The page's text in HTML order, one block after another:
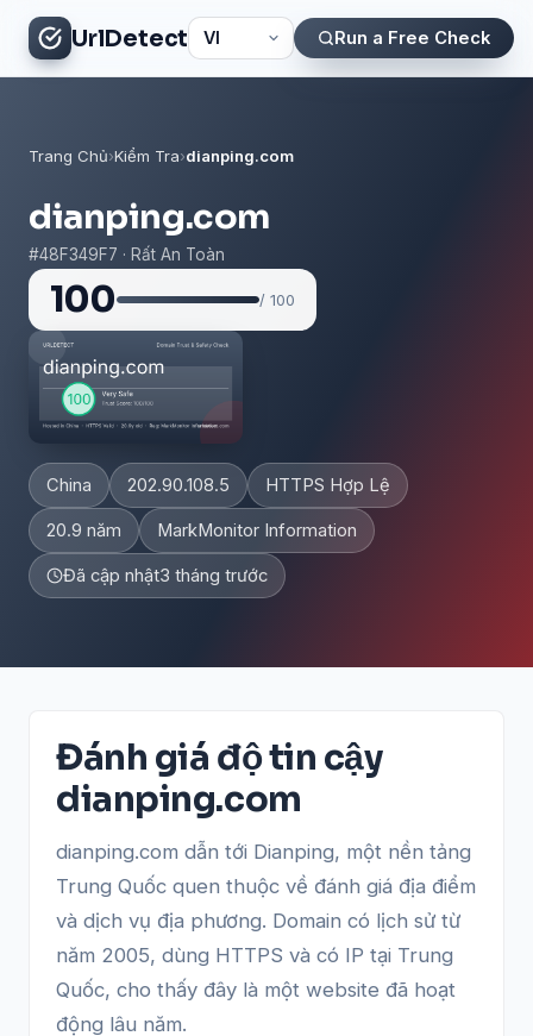
UrlDetect Run a Free Check
Trang Chủ›Kiểm Tra›dianping.com
dianping.com
#48F349F7 · Rất An Toàn
100 / 100
China 202.90.108.5 HTTPS Hợp Lệ
20.9 năm MarkMonitor Information
Đã cập nhật3 tháng trước
Đánh giá độ tin cậy
dianping.com
dianping.com dẫn tới Dianping, một nền tảng
Trung Quốc quen thuộc về đánh giá địa điểm
và dịch vụ địa phương. Domain có lịch sử từ
năm 2005, dùng HTTPS và có IP tại Trung
Quốc, cho thấy đây là một website đã hoạt
động lâu năm.